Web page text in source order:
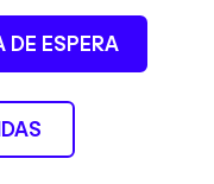
ESPERA